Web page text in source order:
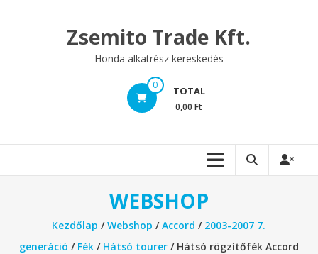
Zsemito Trade Kft.
Honda alkatrész kereskedés
0 TOTAL
0,00 Ft
WEBSHOP
Kezdőlap /Webshop /Accord / 2003-2007 7.
generáció / Fék/ Hátsó tourer/ Hátsó rögzítőfék Accord